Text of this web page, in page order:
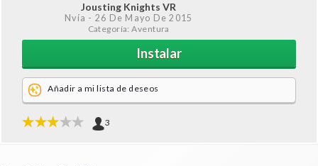
Jousting Knights VR
Nvía - 26 De Mayo De 2015
Categoría: Aventura
Instalar
Añadir a mi lista de deseos
3